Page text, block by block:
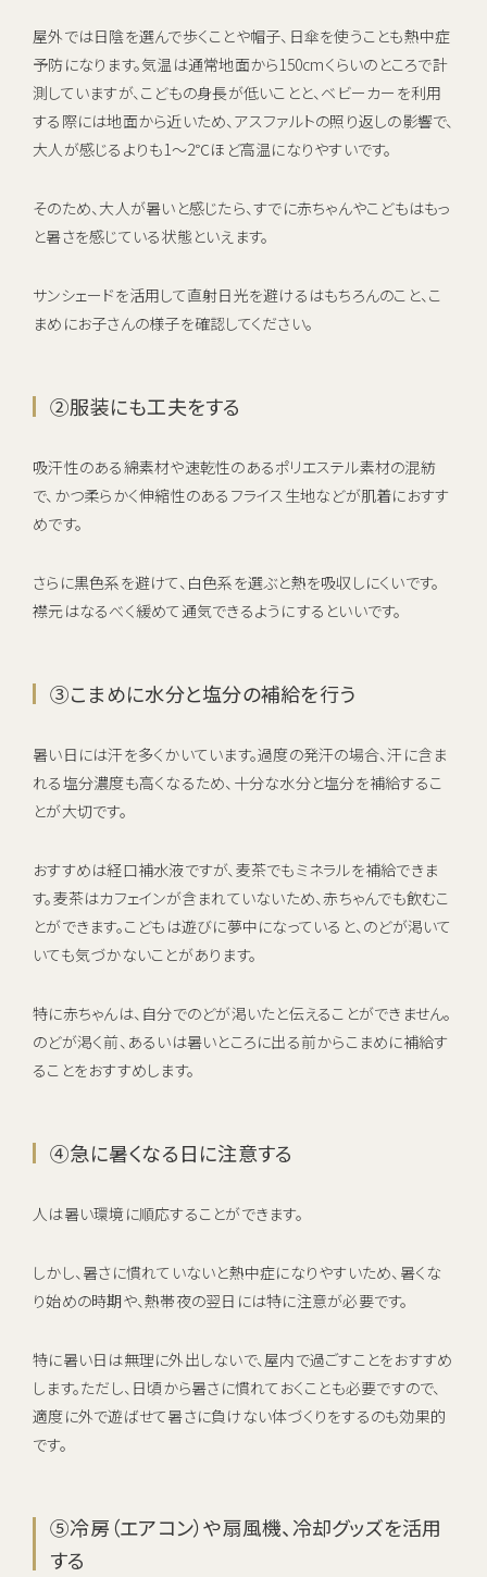
屋外では日陰を選んで歩くことや帽子、日傘を使うことも熱中症
予防になります。気温は通常地面から150cmくらいのところで計
測していますが、こどもの身長が低いことと、ベビーカーを利用
する際には地面から近いため、アスファルトの照り返しの影響で、
大人が感じるよりも1～2℃ほど高温になりやすいです。
そのため、大人が暑いと感じたら、すでに赤ちゃんやこどもはもっ
と暑さを感じている状態といえます。
サンシェードを活用して直射日光を避けるはもちろんのこと、こ
まめにお子さんの様子を確認してください。
②服装にも工夫をする
吸汗性のある綿素材や速乾性のあるポリエステル素材の混紡
で、かつ柔らかく伸縮性のあるフライス生地などが肌着におすす
めです。
さらに黒色系を避けて、白色系を選ぶと熱を吸収しにくいです。
襟元はなるべく緩めて通気できるようにするといいです。
③こまめに水分と塩分の補給を行う
暑い日には汗を多くかいています。過度の発汗の場合、汗に含ま
れる塩分濃度も高くなるため、十分な水分と塩分を補給するこ
とが大切です。
おすすめは経口補水液ですが、麦茶でもミネラルを補給できま
す。麦茶はカフェインが含まれていないため、赤ちゃんでも飲むこ
とができます。こどもは遊びに夢中になっていると、のどが渇いて
いても気づかないことがあります。
特に赤ちゃんは、自分でのどが渇いたと伝えることができません。
のどが渇く前、あるいは暑いところに出る前からこまめに補給す
ることをおすすめします。
④急に暑くなる日に注意する
人は暑い環境に順応することができます。
しかし、暑さに慣れていないと熱中症になりやすいため、暑くな
り始めの時期や、熱帯夜の翌日には特に注意が必要です。
特に暑い日は無理に外出しないで、屋内で過ごすことをおすすめ
します。ただし、日頃から暑さに慣れておくことも必要ですので、
適度に外で遊ばせて暑さに負けない体づくりをするのも効果的
です。
⑤冷房（エアコン）や扇風機、冷却グッズを活用
する